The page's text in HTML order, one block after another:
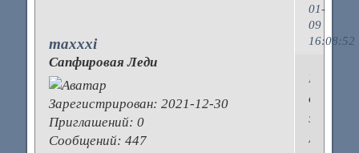
01-
09
16:08:52
maxxxi
Сапфировая Леди
Зарегистрирован: 2021-12-30
Приглашений: 0
Сообщений: 447
Всем
советую
этот
магазин